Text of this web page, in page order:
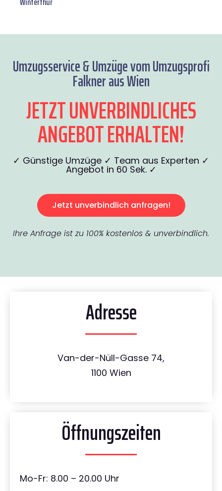
Umzugsservice & Umzüge vom Umzugsprofi
Falkner aus Wien
JETZT UNVERBINDLICHES
ANGEBOT ERHALTEN!
✓ Günstige Umzüge ✓ Team aus Experten ✓
Angebot in 60 Sek. ✓
Jetzt unverbindlich anfragen!
Ihre Anfrage ist zu 100% kostenlos & unverbindlich.
Adresse
Van-der-Nüll-Gasse 74,
1100 Wien
Öffnungszeiten
Mo-Fr: 8.00 – 20.00 Uhr